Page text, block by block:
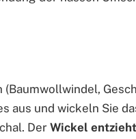
aus und wickeln Sie
Der Wickel